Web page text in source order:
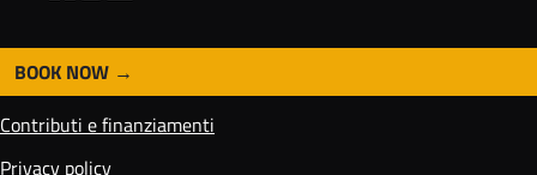
o
o
t
BOOK NOW
Contributi e finanziamenti
Privacy policy